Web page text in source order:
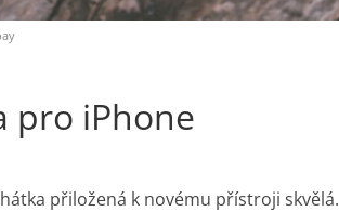
pro iPhone
přiložená k novému přístroji skvělá.